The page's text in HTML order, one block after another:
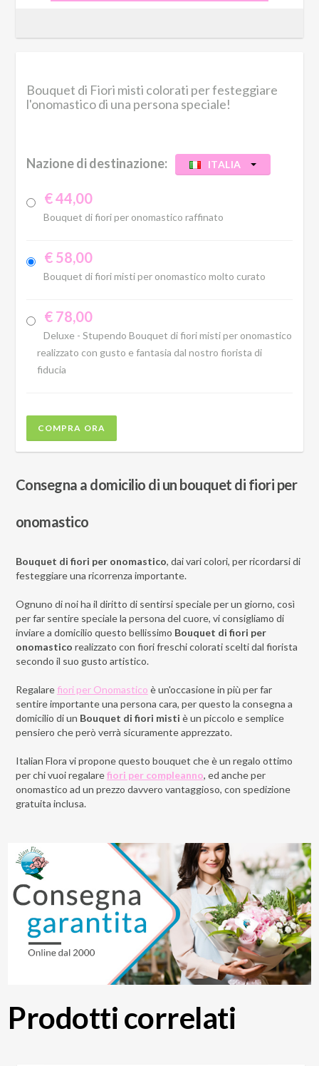
Bouquet di Fiori misti colorati per festeggiare
l'onomastico di una persona speciale!
Nazione di destinazione: ITALIA
€ 44,00
Bouquet di fiori per onomastico raffinato
€ 58,00
Bouquet di fiori misti per onomastico molto curato
€ 78,00
Deluxe - Stupendo Bouquet di fiori misti per onomastico
realizzato con gusto e fantasia dal nostro fiorista di
fiducia
COMPRA ORA
Consegna a domicilio di un bouquet di fiori per
onomastico
Bouquet di fiori per onomastico, dai vari colori, per ricordarsi di
festeggiare una ricorrenza importante.
Ognuno di noi ha il diritto di sentirsi speciale per un giorno, così
per far sentire speciale la persona del cuore, vi consigliamo di
inviare a domicilio questo bellissimo Bouquet di fiori per
onomastico realizzato con fiori freschi colorati scelti dal fiorista
secondo il suo gusto artistico.
Regalare fiori per Onomastico è un'occasione in più per far
sentire importante una persona cara, per questo la consegna a
domicilio di un Bouquet di fiori misti è un piccolo e semplice
pensiero che però verrà sicuramente apprezzato.
Italian Flora vi propone questo bouquet che è un regalo ottimo
per chi vuoi regalarefiori per compleanno, ed anche per
onomastico ad un prezzo davvero vantaggioso, con spedizione
gratuita inclusa.
Prodotti correlati